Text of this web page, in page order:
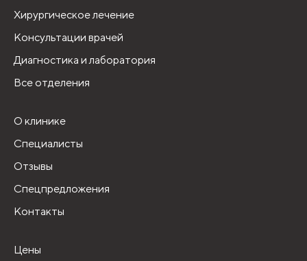
Хирургическое лечение
Консультации врачей
Диагностика и лаборатория
Все отделения
О клинике
Специалисты
Отзывы
Спецпредложения
Контакты
Цены